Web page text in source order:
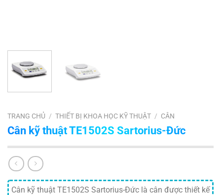
TRANG CHỦ / THIẾT BỊ KHOA HỌC KỸ THUẬT / CÂN
Cân kỹ thuật TE1502S Sartorius-Đức
Cân kỹ thuật TE1502S Sartorius-Đức là cân được thiết kế